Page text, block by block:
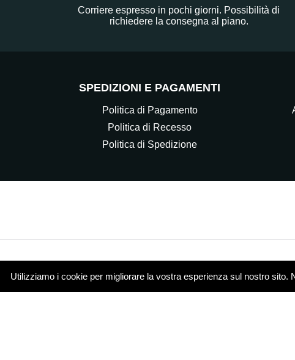
Utilizziamo i cookie per migliorare la vostra esperienza sul nostro
Corriere espresso in pochi giorni. Possibilità di
richiedere la consegna al piano.
SPEDIZIONI E PAGAMENTI
Politica di Pagamento
Politica di Recesso
Politica di Spedizione